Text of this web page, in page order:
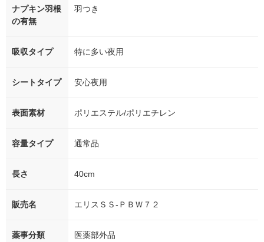
ナプキン羽根
の有無
羽つき
吸収タイプ 特に多い夜用
シートタイプ 安心夜用
表面素材 ポリエステル/ポリエチレン
容量タイプ 通常品
長さ 40cm
販売名 エリスＳＳ-ＰＢＷ７２
薬事分類 医薬部外品